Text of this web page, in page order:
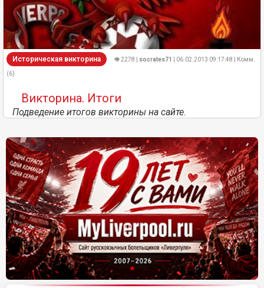
Историческая викторина 👁 2278 | socrates71 | 06.02.2013 09:17:48 | Комм.
(6)
Викторина. Итоги
Подведение итогов викторины на сайте.